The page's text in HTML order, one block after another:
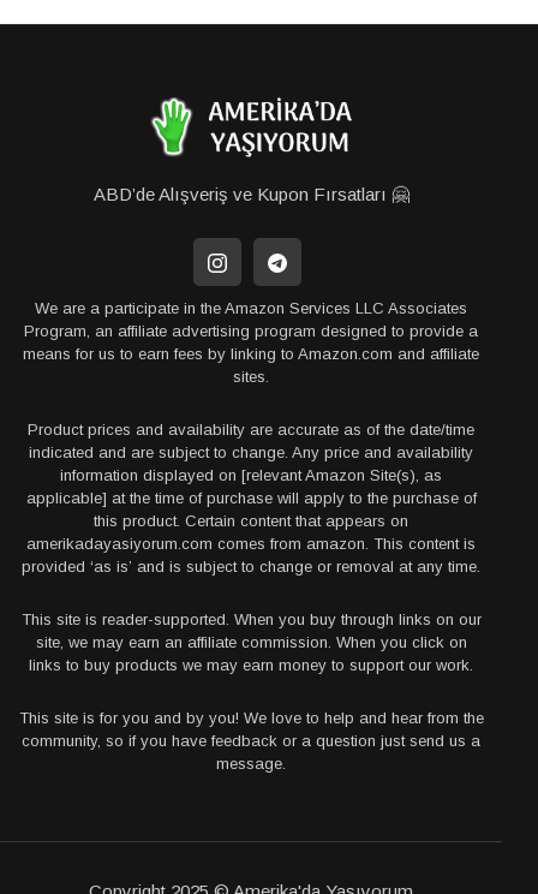
ABD’de Alışveriş ve Kupon Fırsatları 🤗
We are a participate in the Amazon Services LLC Associates
Program, an affiliate advertising program designed to provide a
means for us to earn fees by linking to Amazon.com and affiliate
sites.
Product prices and availability are accurate as of the date/time
indicated and are subject to change. Any price and availability
information displayed on [relevant Amazon Site(s), as
applicable] at the time of purchase will apply to the purchase of
this product. Certain content that appears on
amerikadayasiyorum.com comes from amazon. This content is
provided ‘as is’ and is subject to change or removal at any time.
This site is reader-supported. When you buy through links on our
site, we may earn an affiliate commission. When you click on
links to buy products we may earn money to support our work.
This site is for you and by you! We love to help and hear from the
community, so if you have feedback or a question just send us a
message.